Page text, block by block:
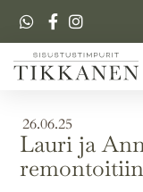
26.06.25
Lauri ja